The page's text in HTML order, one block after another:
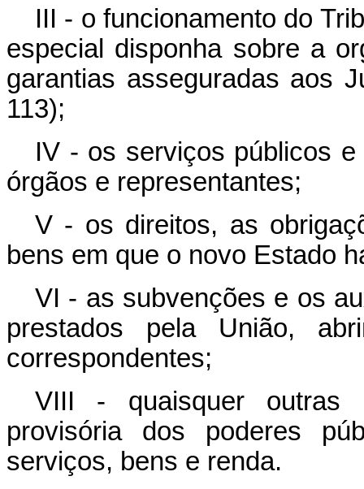
III - o funcionamento do
especial disponha sobre a
garantias asseguradas aos
113);
IV - os serviços públicos
órgãos e representantes;
V - os direitos, as
bens em que o novo Estado
VI - as subvenções e os
prestados pela União,
correspondentes;
VIII - quaisquer outras
provisória dos poderes
serviços, bens e renda.